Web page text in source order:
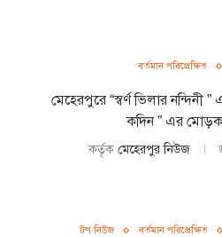
বর্তমান পরিপ্রেক্ষিত
মেহেরপুরে “স্বর্ণ ভিলার নন্দিনী
কদিন ” এর
কর্তৃক মেহেরপুর নিউজ
টপ নিউজ বর্তমান পরিপ্রেক্ষিত